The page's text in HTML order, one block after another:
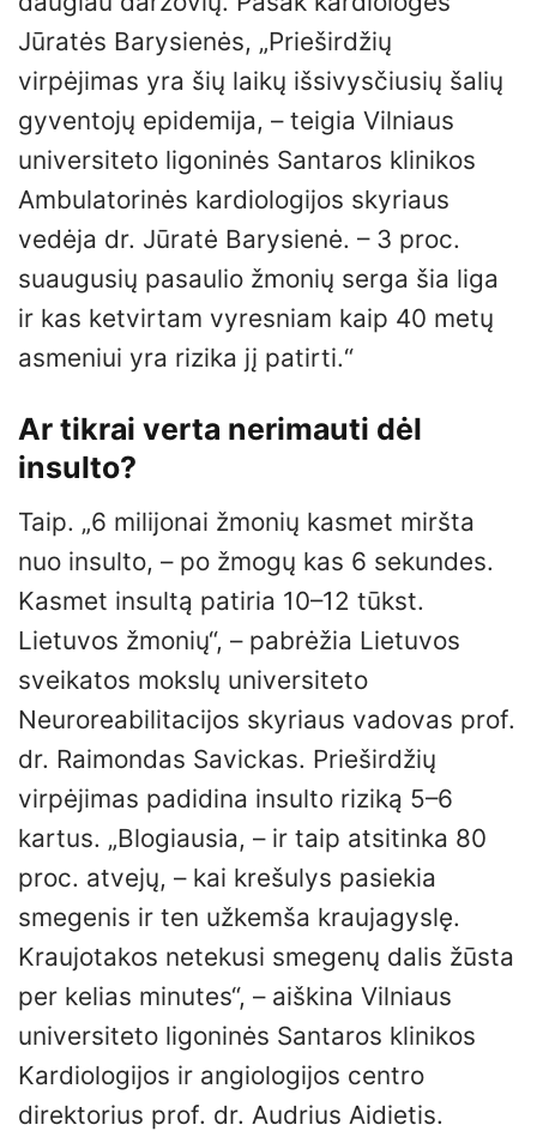
Jūratės Barysienės, „Prieširdžių
virpėjimas yra šių laikų išsivysčiusių šalių
gyventojų epidemija, – teigia Vilniaus
universiteto ligoninės Santaros klinikos
Ambulatorinės kardiologijos skyriaus
vedėja dr. Jūratė Barysienė. – 3 proc.
suaugusių pasaulio žmonių serga šia liga
ir kas ketvirtam vyresniam kaip 40 metų
asmeniui yra rizika jį patirti.“
Ar tikrai verta nerimauti dėl
insulto?
Taip. „6 milijonai žmonių kasmet miršta
nuo insulto, – po žmogų kas 6 sekundes.
Kasmet insultą patiria 10–12 tūkst.
Lietuvos žmonių“, – pabrėžia Lietuvos
sveikatos mokslų universiteto
Neuroreabilitacijos skyriaus vadovas prof.
dr. Raimondas Savickas. Prieširdžių
virpėjimas padidina insulto riziką 5–6
kartus. „Blogiausia, – ir taip atsitinka 80
proc. atvejų, – kai krešulys pasiekia
smegenis ir ten užkemša kraujagyslę.
Kraujotakos netekusi smegenų dalis žūsta
per kelias minutes“, – aiškina Vilniaus
universiteto ligoninės Santaros klinikos
Kardiologijos ir angiologijos centro
direktorius prof. dr. Audrius Aidietis.